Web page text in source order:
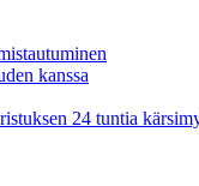
kanssa
24 tuntia